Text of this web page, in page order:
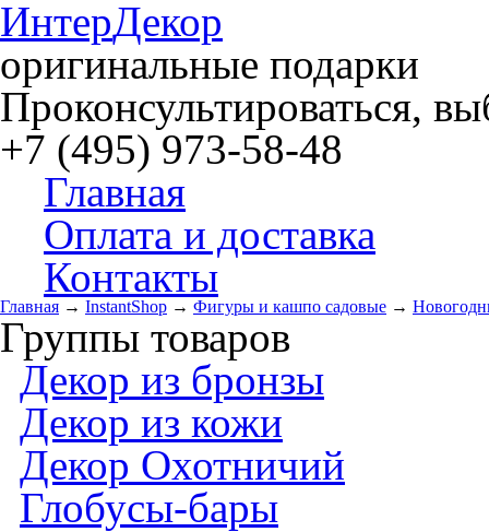
ИнтерДекор
оригинальные подарки
Проконсультироваться,
+7 (495) 973-58-48
Главная
Оплата и доставка
Контакты
Главная → InstantShop → Фигуры и кашпо садовые →
Группы товаров
Декор из бронзы
Декор из кожи
Декор Охотничий
Глобусы-бары